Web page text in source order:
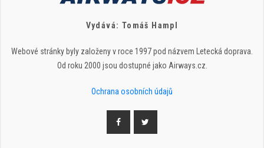
Vydává: Tomáš Hampl
Webové stránky byly založeny v roce 1997 pod názvem Letecká doprava.
Od roku 2000 jsou dostupné jako Airways.cz.
Ochrana osobních údajů